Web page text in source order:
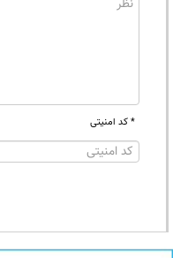
* کد امنیتی